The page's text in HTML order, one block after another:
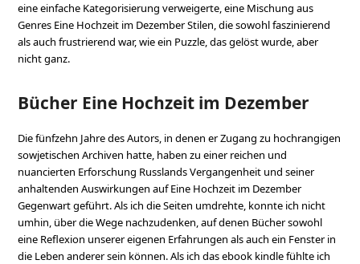
eine einfache Kategorisierung verweigerte, eine Mischung aus
Genres Eine Hochzeit im Dezember Stilen, die sowohl faszinierend
als auch frustrierend war, wie ein Puzzle, das gelöst wurde, aber
nicht ganz.
Bücher Eine Hochzeit im Dezember
Die fünfzehn Jahre des Autors, in denen er Zugang zu hochrangigen
sowjetischen Archiven hatte, haben zu einer reichen und
nuancierten Erforschung Russlands Vergangenheit und seiner
anhaltenden Auswirkungen auf Eine Hochzeit im Dezember
Gegenwart geführt. Als ich die Seiten umdrehte, konnte ich nicht
umhin, über die Wege nachzudenken, auf denen Bücher sowohl
eine Reflexion unserer eigenen Erfahrungen als auch ein Fenster in
die Leben anderer sein können. Als ich das ebook kindle fühlte ich